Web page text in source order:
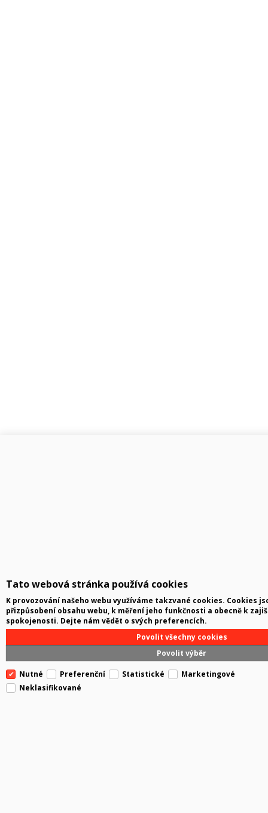
Tato webová stránka používá cookies
K provozování našeho webu využíváme takzvané cookies. Cookies
přizpůsobení obsahu webu, k měření jeho funkčnosti a obecně k
spokojenosti. Dejte nám vědět o svých preferencích.
Povolit výběr
Povolit všechny cookies
Nutné Preferenční Statistické
Marketingové
Neklasifikované